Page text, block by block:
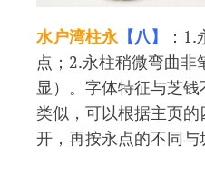
水户湾柱永【八】
：
点；2.永柱稍微弯曲非
显）。字体特征与芝
类似，可以根据主页
开，再按永点的不同与